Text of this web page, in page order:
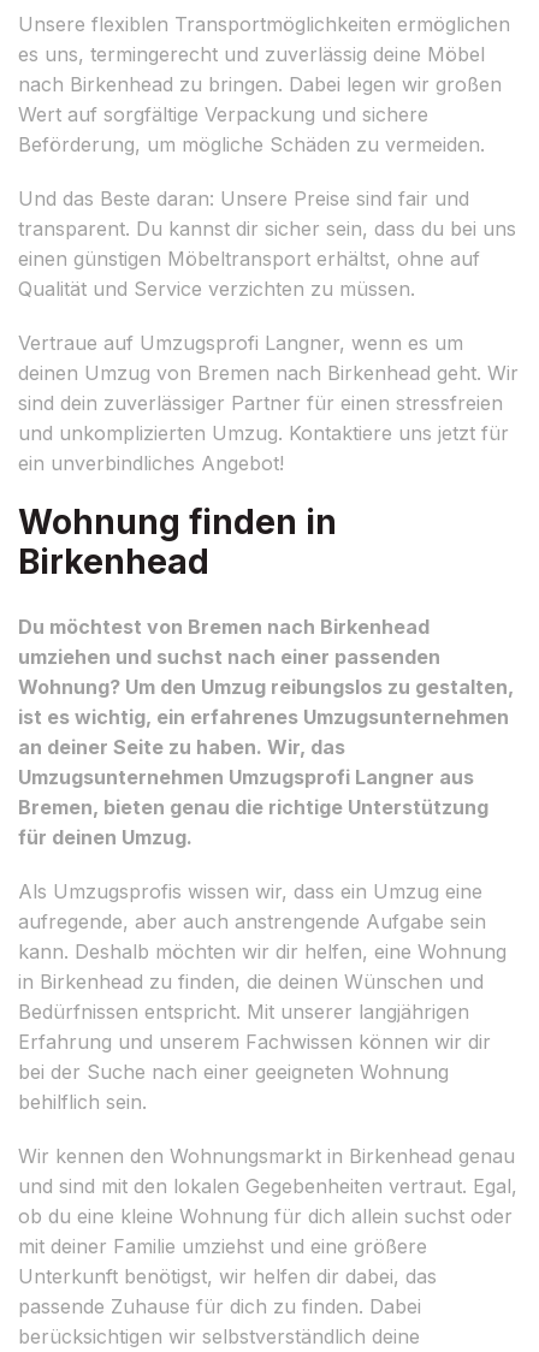
Unsere flexiblen Transportmöglichkeiten ermöglichen
es uns, termingerecht und zuverlässig deine Möbel
nach Birkenhead zu bringen. Dabei legen wir großen
Wert auf sorgfältige Verpackung und sichere
Beförderung, um mögliche Schäden zu vermeiden.
Und das Beste daran: Unsere Preise sind fair und
transparent. Du kannst dir sicher sein, dass du bei uns
einen günstigen Möbeltransport erhältst, ohne auf
Qualität und Service verzichten zu müssen.
Vertraue auf Umzugsprofi Langner, wenn es um
deinen Umzug von Bremen nach Birkenhead geht. Wir
sind dein zuverlässiger Partner für einen stressfreien
und unkomplizierten Umzug. Kontaktiere uns jetzt für
ein unverbindliches Angebot!
Wohnung finden in
Birkenhead
Du möchtest von Bremen nach Birkenhead
umziehen und suchst nach einer passenden
Wohnung? Um den Umzug reibungslos zu gestalten,
ist es wichtig, ein erfahrenes Umzugsunternehmen
an deiner Seite zu haben. Wir, das
Umzugsunternehmen Umzugsprofi Langner aus
Bremen, bieten genau die richtige Unterstützung
für deinen Umzug.
Als Umzugsprofis wissen wir, dass ein Umzug eine
aufregende, aber auch anstrengende Aufgabe sein
kann. Deshalb möchten wir dir helfen, eine Wohnung
in Birkenhead zu finden, die deinen Wünschen und
Bedürfnissen entspricht. Mit unserer langjährigen
Erfahrung und unserem Fachwissen können wir dir
bei der Suche nach einer geeigneten Wohnung
behilflich sein.
Wir kennen den Wohnungsmarkt in Birkenhead genau
und sind mit den lokalen Gegebenheiten vertraut. Egal,
ob du eine kleine Wohnung für dich allein suchst oder
mit deiner Familie umziehst und eine größere
Unterkunft benötigst, wir helfen dir dabei, das
passende Zuhause für dich zu finden. Dabei
berücksichtigen wir selbstverständlich deine